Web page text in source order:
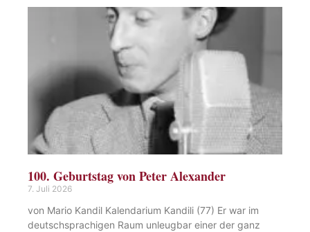
100. Geburtstag von Peter Alexander
7. Juli 2026
von Mario Kandil Kalendarium Kandili (77) Er war im
deutschsprachigen Raum unleugbar einer der ganz